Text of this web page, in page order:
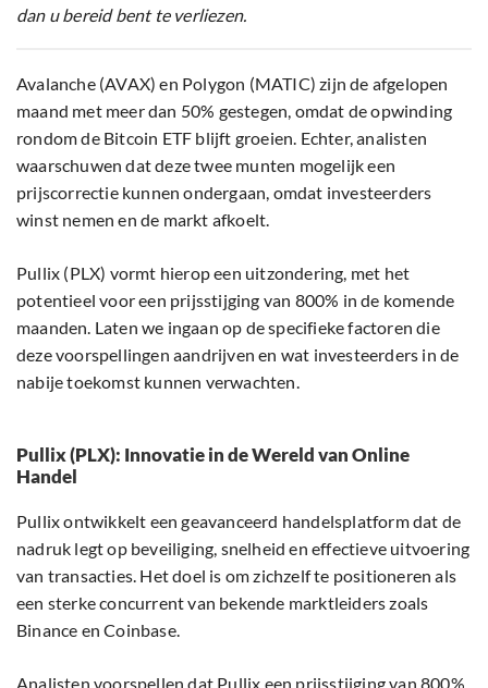
dan u bereid bent te verliezen.
Avalanche (AVAX) en Polygon (MATIC) zijn de afgelopen
maand met meer dan 50% gestegen, omdat de opwinding
rondom de Bitcoin ETF blijft groeien. Echter, analisten
waarschuwen dat deze twee munten mogelijk een
prijscorrectie kunnen ondergaan, omdat investeerders
winst nemen en de markt afkoelt.
Pullix (PLX) vormt hierop een uitzondering, met het
potentieel voor een prijsstijging van 800% in de komende
maanden. Laten we ingaan op de specifieke factoren die
deze voorspellingen aandrijven en wat investeerders in de
nabije toekomst kunnen verwachten.
Pullix (PLX): Innovatie in de Wereld van Online
Handel
Pullix ontwikkelt een geavanceerd handelsplatform dat de
nadruk legt op beveiliging, snelheid en effectieve uitvoering
van transacties. Het doel is om zichzelf te positioneren als
een sterke concurrent van bekende marktleiders zoals
Binance en Coinbase.
Analisten voorspellen dat Pullix een prijsstijging van 800%